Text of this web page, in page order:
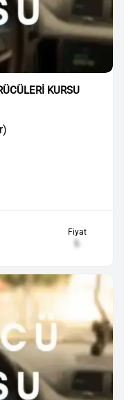
KURSU
Fiyat
₺